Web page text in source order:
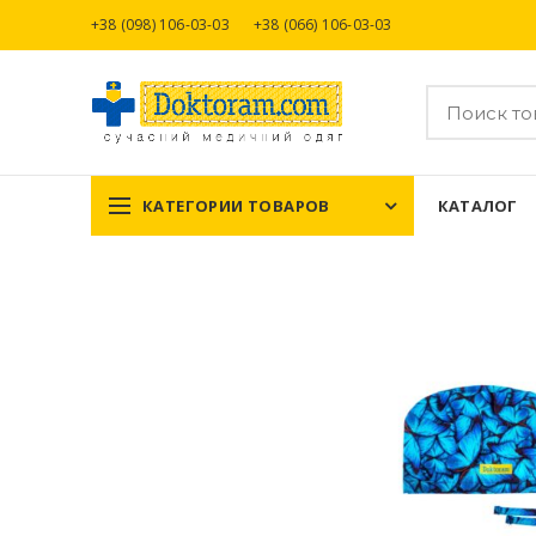
+38 (098) 106-03-03 +38 (066) 106-03-03
КАТЕГОРИИ ТОВАРОВ КАТАЛОГ